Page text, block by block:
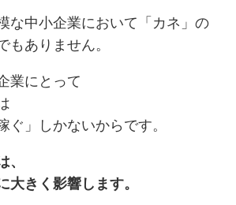
な中小企業において「カネ」の
もありません。
業にとって
ぐ」しかないからです。
、
大きく影響します。